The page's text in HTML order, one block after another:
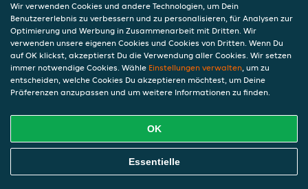
mit saftig, gegrilltem Hähnchenfilet,
Jalapenos und Hot Chilisauce
8,00 €
inkl. Pfand (0,00 €)
Classic Beef Taco
mit saftig, gegrilltem Kalbfleisch und
Sweet Chilisauce
inkl. Pfand (0,00 €)
Online Essen Bestellen
Wir verwenden Cookies und andere Technologien, um Dein
Benutzererlebnis zu verbessern und zu personalisieren, für Analysen zur
Optimierung und Werbung in Zusammenarbeit mit Dritten. Wir
verwenden unsere eigenen Cookies und Cookies von Dritten. Wenn Du
auf OK klickst, akzeptierst Du die Verwendung aller Cookies. Wir setzen
immer notwendige Cookies. Wähle Einstellungen verwalten, um zu
entscheiden, welche Cookies Du akzeptieren möchtest, um Deine
Präferenzen anzupassen und um weitere Informationen zu finden.
OK
Essentielle